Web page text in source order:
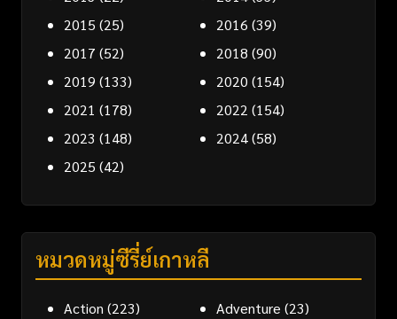
2015 (25) 2016 (39)
2017 (52) 2018 (90)
2019 (133) 2020 (154)
2021 (178) 2022 (154)
2023 (148) 2024(58)
2025 (42)
หมวดหมู่ซีรี่ย์เกาหลี
Action (223) Adventure (23)